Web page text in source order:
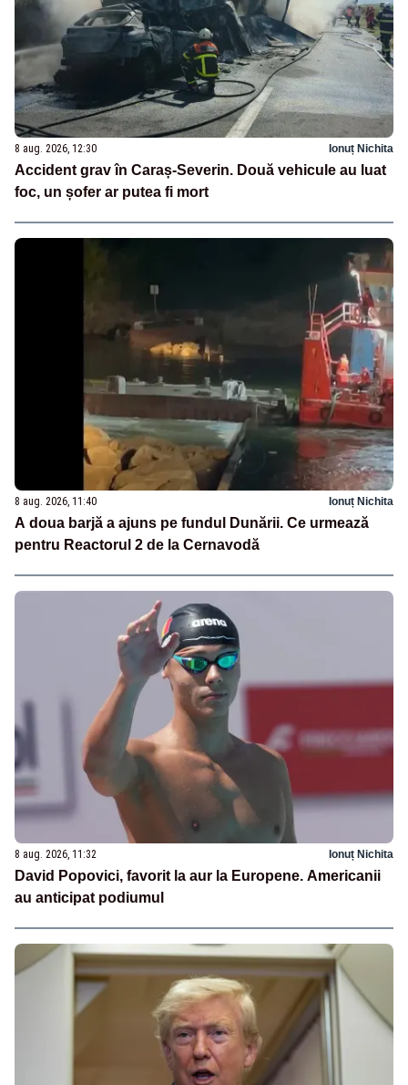
8 aug. 2026, 12:30 Ionuț Nichita
Accident grav în Caraș-Severin. Două vehicule au luat
foc, un șofer ar putea fi mort
8 aug. 2026, 11:40 Ionuț Nichita
A doua barjă a ajuns pe fundul Dunării. Ce urmează
pentru Reactorul 2 de la Cernavodă
8 aug. 2026, 11:32 Ionuț Nichita
David Popovici, favorit la aur la Europene. Americanii
au anticipat podiumul